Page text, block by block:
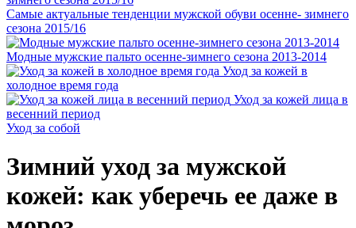
Самые актуальные тенденции мужской обуви осенне- зимнего
сезона 2015/16
Модные мужские пальто осенне-зимнего сезона 2013-2014
Уход за кожей в
холодное время года
Уход за кожей лица в
весенний период
Уход за собой
Зимний уход за мужской
кожей: как уберечь ее даже в